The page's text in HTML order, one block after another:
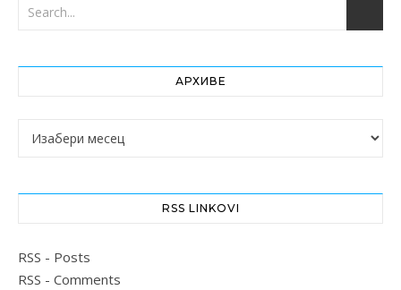
АРХИВЕ
Архиве
RSS LINKOVI
RSS - Posts
RSS - Comments